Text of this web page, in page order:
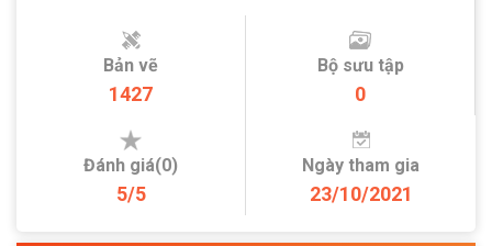
Bản vẽ
1427
Bộ sưu tập
0
Đánh giá(0)
5/5
Ngày tham gia
23/10/2021